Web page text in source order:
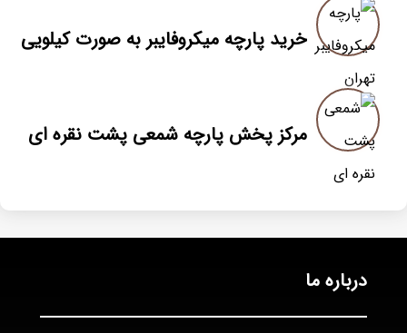
خرید پارچه میکروفایبر به صورت کیلویی
مرکز پخش پارچه شمعی پشت نقره ای
درباره ما